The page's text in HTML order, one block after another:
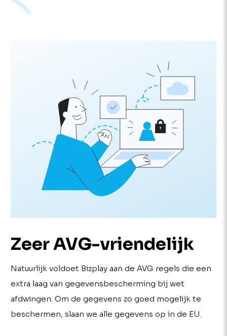
Zeer AVG-vriendelijk
Natuurlijk voldoet Bizplay aan de AVG regels die een
extra laag van gegevensbescherming bij wet
afdwingen. Om de gegevens zo goed mogelijk te
beschermen, slaan we alle gegevens op in de EU.